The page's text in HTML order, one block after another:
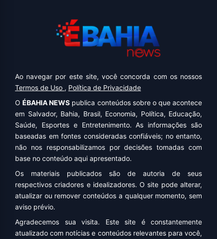
Ao navegar por este site, você concorda com os nossos
Termos de Uso , Política de Privacidade
OÉBAHIA NEWS publica conteúdos sobre o que acontece
em Salvador, Bahia, Brasil, Economia, Política, Educação,
Saúde, Esportes e Entretenimento. As informações são
baseadas em fontes consideradas confiáveis; no entanto,
não nos responsabilizamos por decisões tomadas com
base no conteúdo aqui apresentado.
Os materiais publicados são de autoria de seus
respectivos criadores e idealizadores. O site pode alterar,
atualizar ou remover conteúdos a qualquer momento, sem
aviso prévio.
Agradecemos sua visita. Este site é constantemente
atualizado com notícias e conteúdos relevantes para você,